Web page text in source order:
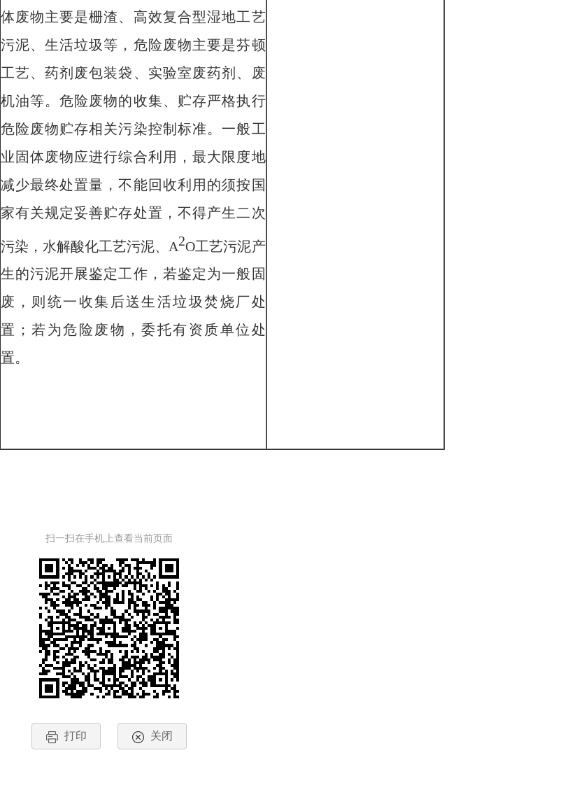
体废物主要是栅渣、高效复合型湿地工艺
污泥、 生活垃圾等 ， 危险废物主要是芬顿
工艺、药剂 废包装袋 、 实验室废药剂、
废
机油等。危险废物的收集、贮存严格执行
危险废物贮存相关污染控制标准。一般工
业固体废物应进行综合利用，最大限度地
减少最终处置量，不能回收利用的须按国
家有关规定妥善贮存处置，不得产生二次
污染， 水解酸化工艺污泥、 A2O工艺污泥产
生的污泥开展鉴定工作，若鉴定为一般固
废，则统一收集后送生活垃圾焚烧厂处
置；若为危险废物，委托有资质单位处
置。
扫一扫在手机上查看当前页面
打印 关闭